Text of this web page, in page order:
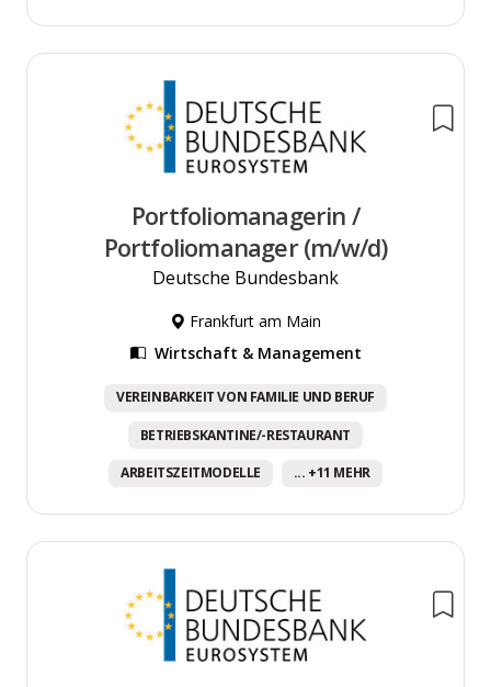
Portfoliomanagerin /
Portfoliomanager (m/w/d)
Deutsche Bundesbank
Frankfurt am Main
Wirtschaft & Management
VEREINBARKEIT VON FAMILIE UND BERUF
BETRIEBSKANTINE/-RESTAURANT
ARBEITSZEITMODELLE ... +11 MEHR